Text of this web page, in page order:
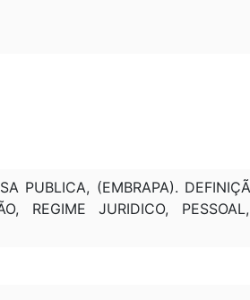
PUBLICA, (EMBRAPA).
REGIME JURIDICO,